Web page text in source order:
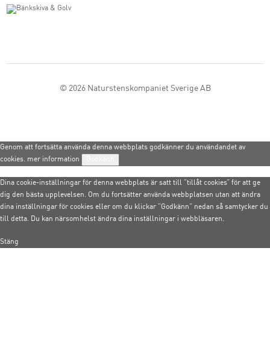
© 2026 Naturstenskompaniet Sverige AB
Genom att fortsätta använda denna webbplats godkänner du användandet av
cookies. mer information
Dina cookie-inställningar för denna webbplats är satt till ”tillåt cookies” för att ge
dig den bästa upplevelsen. Om du fortsätter använda webbplatsen utan att ändra
dina inställningar för cookies eller om du klickar ”Godkänn” nedan så samtycker du
till detta. Du kan närsomhelst ändra dina inställningar i webbläsaren.
Stäng